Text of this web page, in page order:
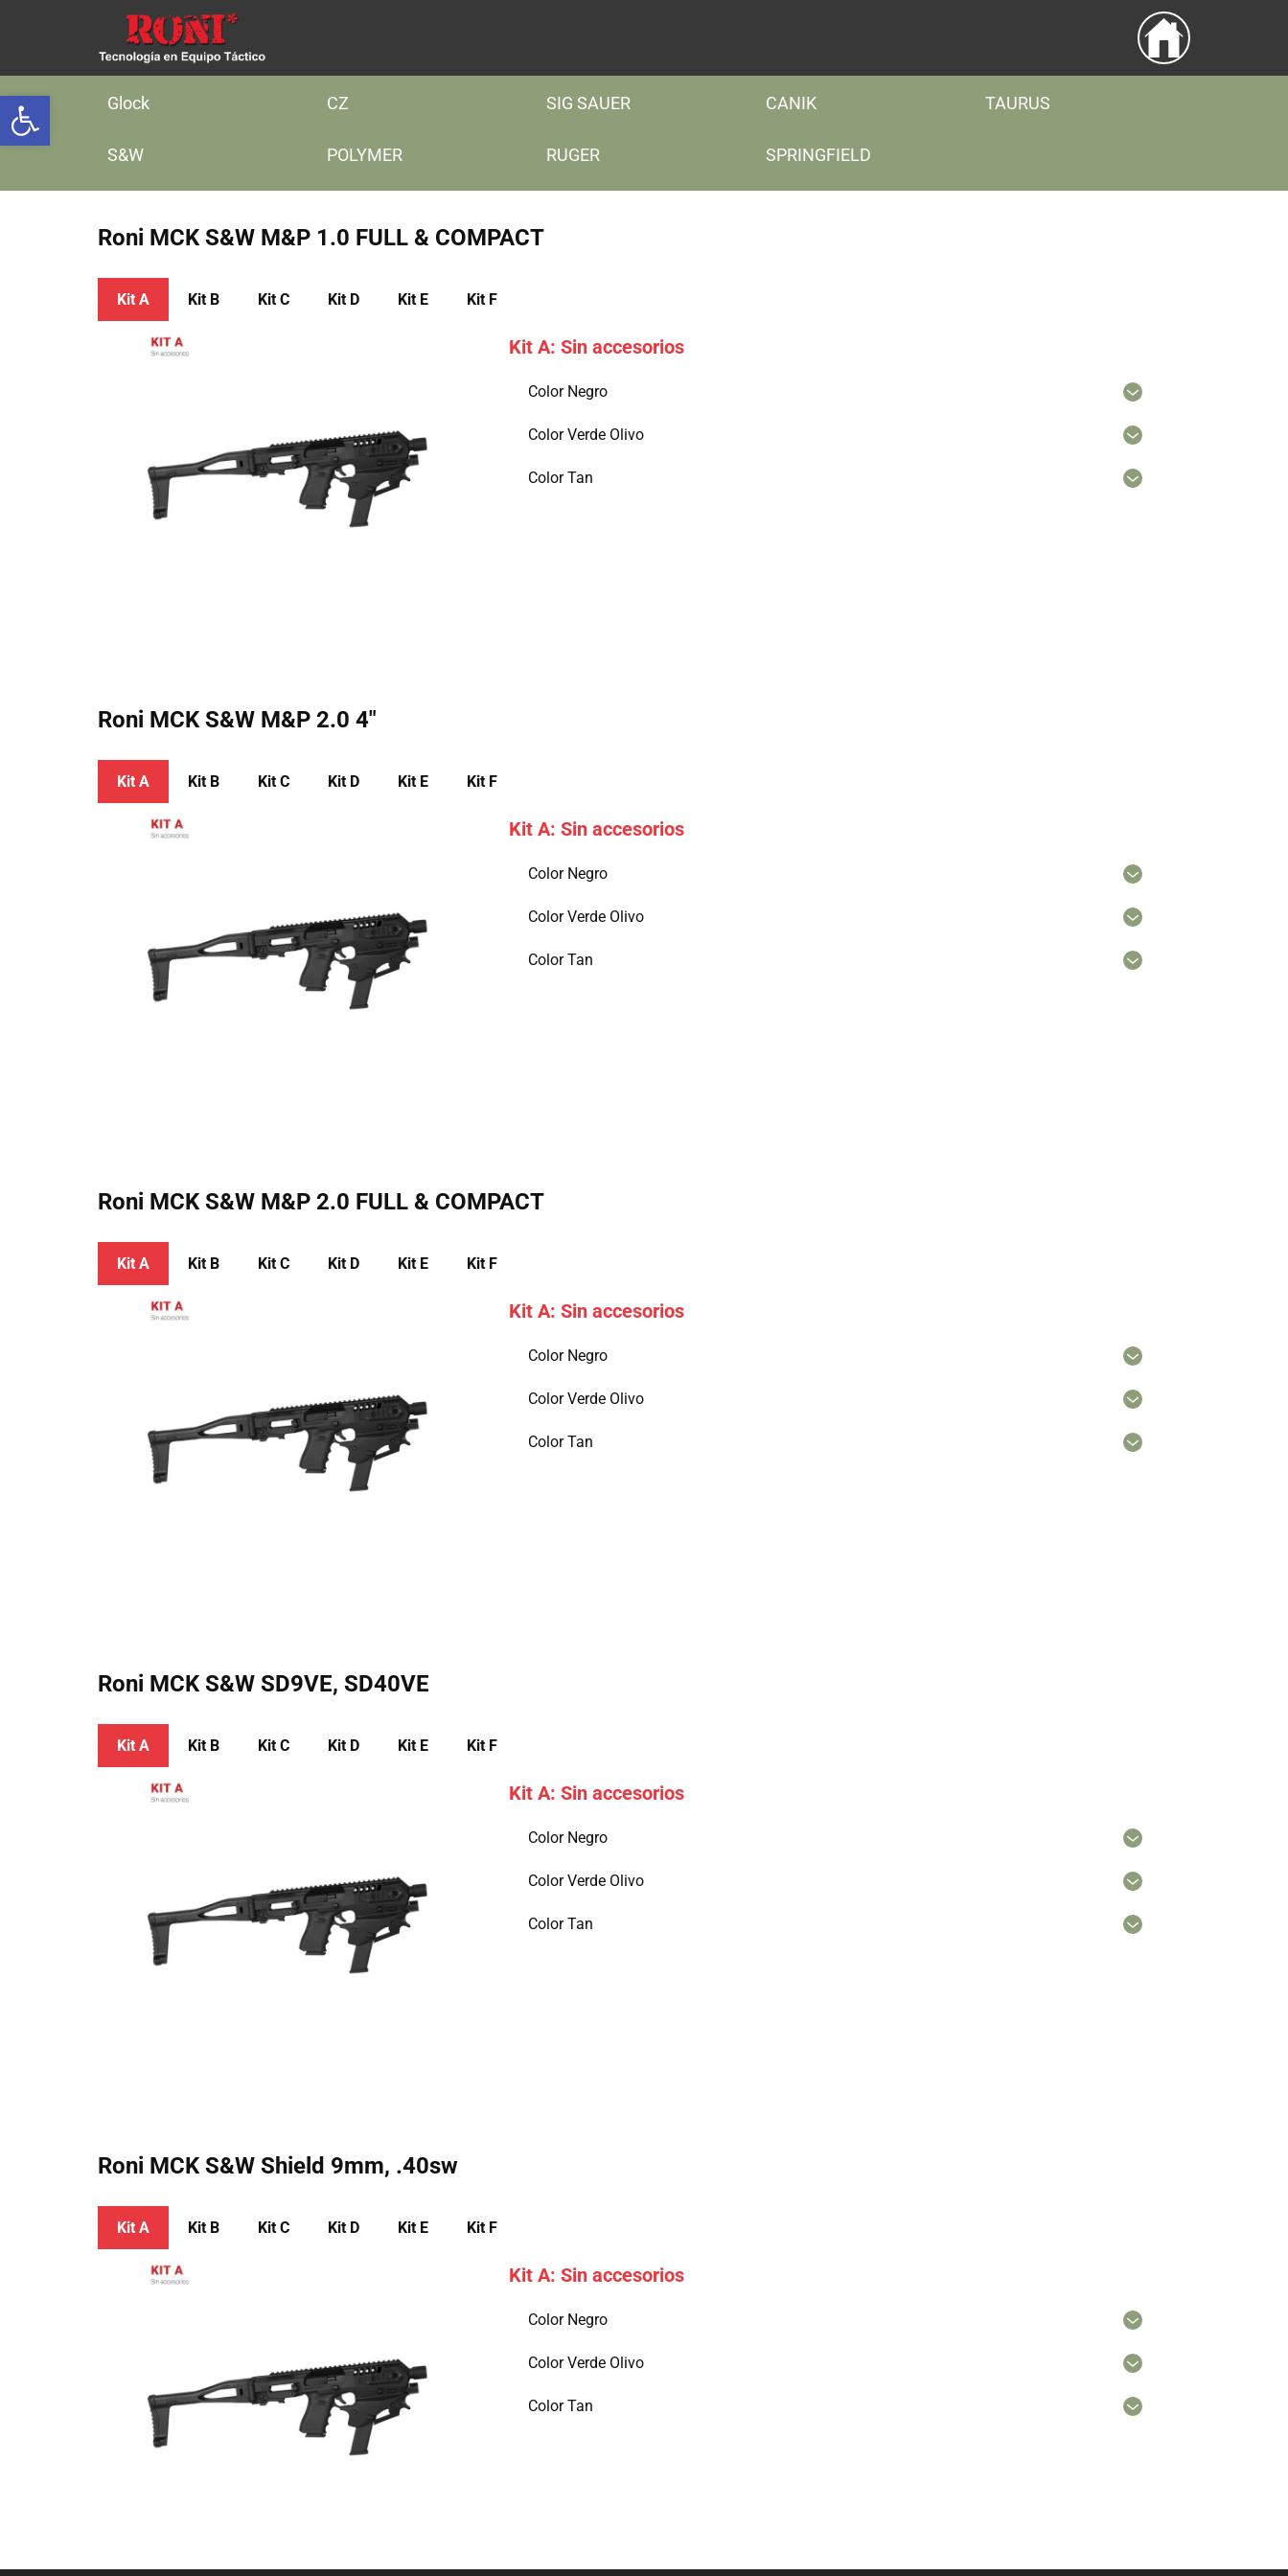
Abrir barra de herramientas
Glock CZ SIG SAUER CANIK TAURUS
S&W POLYMER RUGER SPRINGFIELD
Roni MCK ​​S&W M&P 1.0 FULL & COMPACT
Kit A Kit ​B Kit ​C Kit ​D Kit ​E Kit ​F
Kit A: Sin accesorios
Color Negro
Color Verde Olivo
Color Tan
Roni MCK ​​​S&W M&P 2.0 4″
Kit A Kit ​B Kit ​C Kit ​D Kit ​E Kit ​F
Kit A: Sin accesorios
Color Negro
Color Verde Olivo
Color Tan
Roni MCK ​S&W M&P 2.0 FULL & COMPACT
Kit A Kit ​B Kit ​C Kit ​D Kit ​E Kit ​F
Kit A: Sin accesorios
Color Negro
Color Verde Olivo
Color Tan
Roni MCK ​​S&W SD9VE, SD40VE
Kit A Kit ​B Kit ​C Kit ​D Kit ​E Kit ​F
Kit A: Sin accesorios
Color Negro
Color Verde Olivo
Color Tan
Roni MCK ​S&W Shield 9mm, .40sw
Kit A Kit ​B Kit ​C Kit ​D Kit ​E Kit ​F
Kit A: Sin accesorios
Color Negro
Color Verde Olivo
Color Tan